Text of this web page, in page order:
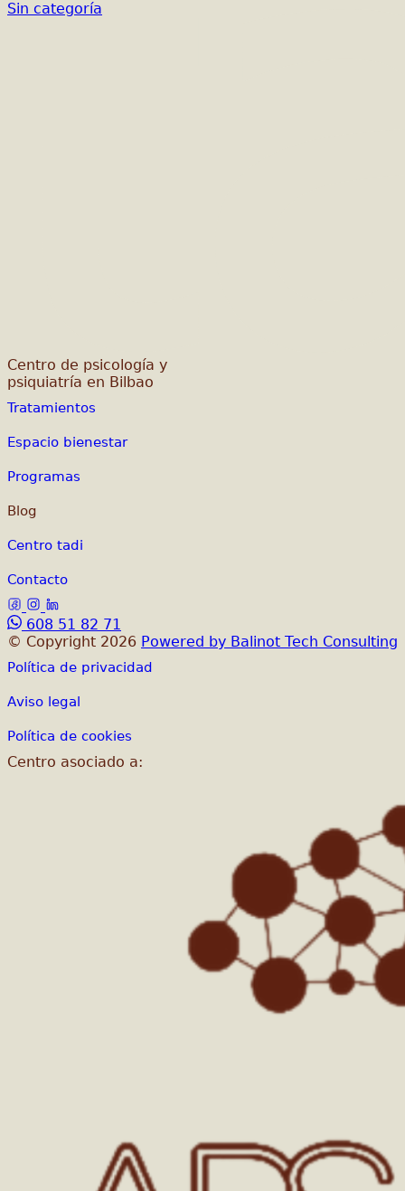
Sin categoría
Centro de psicología y
psiquiatría en Bilbao
Tratamientos
Espacio bienestar
Programas
Blog
Centro tadi
Contacto
608 51 82 71
© Copyright 2026 Powered by Balinot Tech Consulting
Política de privacidad
Aviso legal
Política de cookies
Centro asociado a: